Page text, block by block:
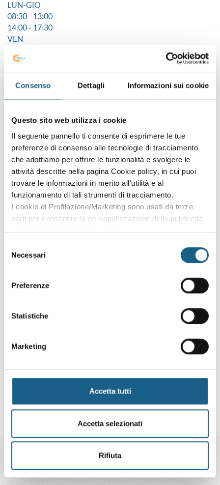
Consenso Dettagli Informazioni sui cookie
Questo sito web utilizza i cookie
Il seguente pannello ti consente di esprimere le tue
preferenze di consenso alle tecnologie di tracciamento
che adottiamo per offrire le funzionalità e svolgere le
attività descritte nella pagina Cookie policy, in cui puoi
trovare le informazioni in merito all'utilità e al
funzionamento di tali strumenti di tracciamento.
I cookie di Profilazione/Marketing sono usati da terze
parti per consentire la personalizzazione della pubblicità
online in base ai siti da te visitati.
qualsiasi momento. Consulta anche la nostra Privacy
delNecessari
Preferenze
Statistiche
Marketing
Accetta tutti
Accetta selezionati
Rifiuta
LUN-GIO
08:30 - 13:00
14:00 - 17:30
VEN
14:00 - 17:30
Responsabile di sede:
NOME*
COGNOME*
TELEFONO*
EMAIL*
Servizi per il Lavoro Area 1